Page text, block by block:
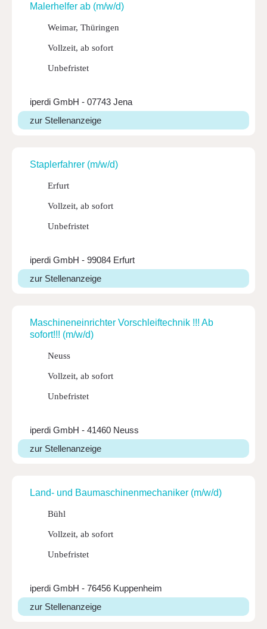
Maler­helfer ab (m/w/d)
Weimar, Thüringen
Vollzeit, ab sofort
Unbefristet
iperdi GmbH - 07743 Jena
zur Stellenanzeige
Stap­ler­fahrer (m/w/d)
Erfurt
Vollzeit, ab sofort
Unbefristet
iperdi GmbH - 99084 Erfurt
zur Stellenanzeige
Maschi­nen­ein­richter Vorschleif­technik !!! Ab
sofor­t!!! (m/w/d)
Neuss
Vollzeit, ab sofort
Unbefristet
iperdi GmbH - 41460 Neuss
zur Stellenanzeige
Land- und Bauma­schi­nen­me­cha­niker (m/w/d)
Bühl
Vollzeit, ab sofort
Unbefristet
iperdi GmbH - 76456 Kuppenheim
zur Stellenanzeige